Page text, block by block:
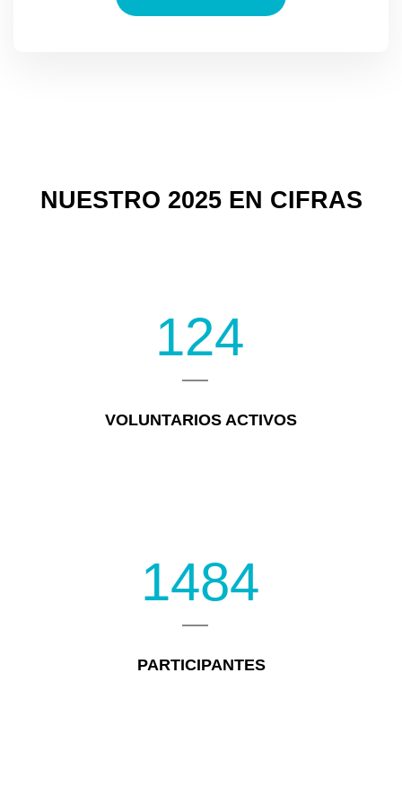
NUESTRO 2025 EN CIFRAS
124
VOLUNTARIOS ACTIVOS
1484
PARTICIPANTES